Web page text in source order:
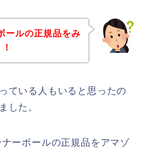
ールの正規品をみ
ている人もいると思ったの
した。
ーボールの正規品をアマゾ